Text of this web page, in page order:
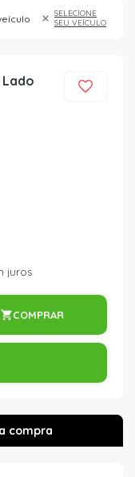
SELECIONE
SEU VEÍCULO
juros
COMPRAR